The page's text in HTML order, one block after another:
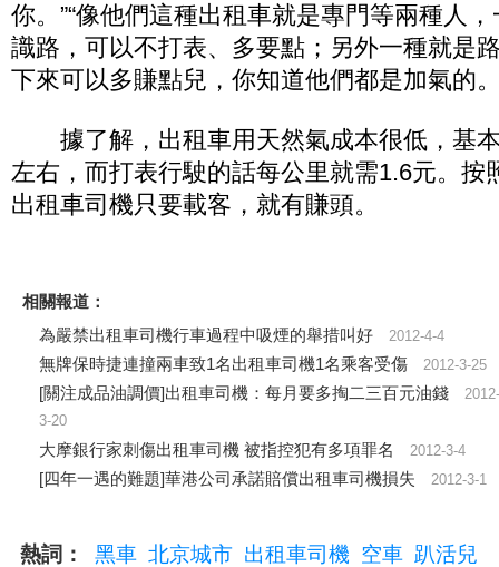
你。”“像他們這種出租車就是專門等兩種人
識路，可以不打表、多要點；另外一種就是
下來可以多賺點兒，你知道他們都是加氣的
據了解，出租車用天然氣成本很低，基
左右，而打表行駛的話每公里就需1.6元。按
出租車司機只要載客，就有賺頭。
相關報道：
為嚴禁出租車司機行車過程中吸煙的舉措叫好
2012-4-4
無牌保時捷連撞兩車致1名出租車司機1名乘客受傷 2012-3-25
[關注成品油調價]出租車司機：每月要多掏二三百元油錢 2012-
3-20
大摩銀行家刺傷出租車司機 被指控犯有多項罪名
2012-3-4
[四年一遇的難題]華港公司承諾賠償出租車司機損失 2012-3-1
熱詞： 黑車 北京城市 出租車司機 空車 趴活兒